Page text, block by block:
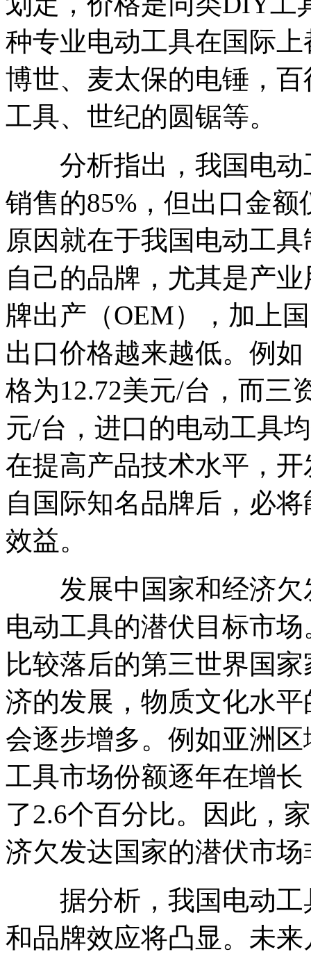
种专业电动工具在国际
博世、麦太保的电锤，
工具、世纪的圆锯等。
分析指出，我国电动
销售的85%，但出口金
原因就在于我国电动工
自己的品牌，尤其是产
牌出产（OEM），加上
出口价格越来越低。例
格为12.72美元/台，而三
元/台，进口的电动工具
在提高产品技术水平，
自国际知名品牌后，必
效益。
发展中国家和经济欠
电动工具的潜伏目标市
比较落后的第三世界国
济的发展，物质文化水
会逐步增多。例如亚洲
工具市场份额逐年在增
了2.6个百分比。因此，
济欠发达国家的潜伏市
据分析，我国电动工
和品牌效应将凸显。未